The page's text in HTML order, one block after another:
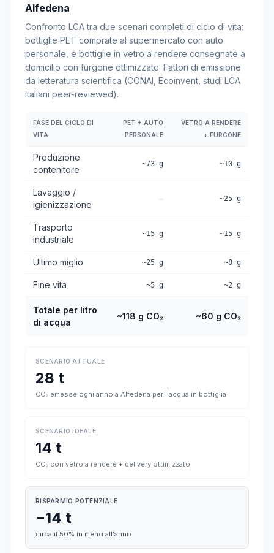
Alfedena
Confronto LCA tra due scenari completi di ciclo di vita:
bottiglie PET comprate al supermercato con auto
personale, e bottiglie in vetro a rendere consegnate a
domicilio con furgone ottimizzato. Fattori di emissione
da letteratura scientifica (CONAI, Ecoinvent, studi LCA
italiani peer-reviewed).
FASE DEL CICLO DI
VITA
PET + AUTO
PERSONALE
VETRO A RENDERE
+ FURGONE
Produzione
contenitore
~73 g ~10 g
Lavaggio /
igienizzazione
— ~25 g
Trasporto
industriale
~15 g ~15 g
Ultimo miglio ~25 g ~8 g
Fine vita ~5 g ~2 g
Totale per litro
di acqua
~118 g CO₂ ~60 g CO₂
SCENARIO ATTUALE
28 t
CO₂ emesse ogni anno a Alfedena per l'acqua in bottiglia
SCENARIO IDEALE
14 t
CO₂ con vetro a rendere + delivery ottimizzato
RISPARMIO POTENZIALE
−14 t
circa il 50% in meno all'anno